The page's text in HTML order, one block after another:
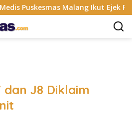
Malang Ikut Ejek Pasien
dan J8 Diklaim